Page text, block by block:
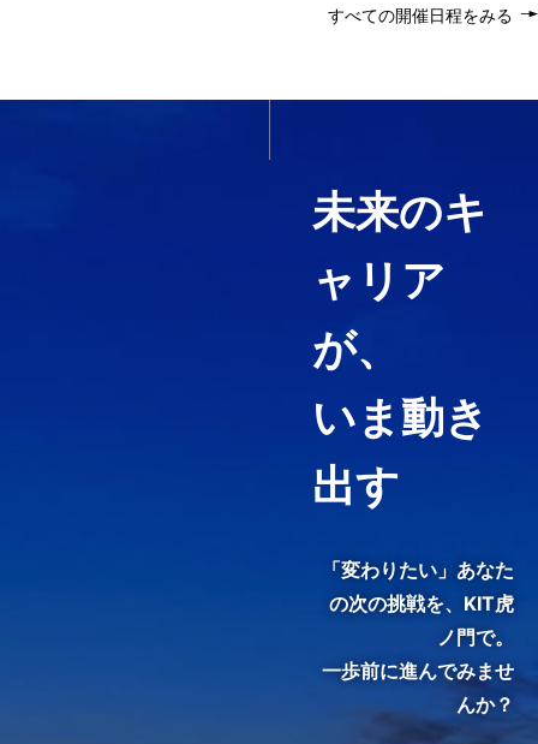
すべての開催日程をみる
未来のキ
ャリア
が、
いま動き
出す
「変わりたい」あなた
の次の挑戦を、 KIT虎
ノ門で。
一歩前に進んでみませ
んか？